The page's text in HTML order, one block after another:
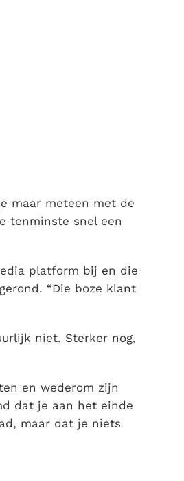
maar meteen met de
tenminste snel een
platform bij en die
“Die boze klant
niet. Sterker nog,
en wederom zijn
dat je aan het einde
maar dat je niets